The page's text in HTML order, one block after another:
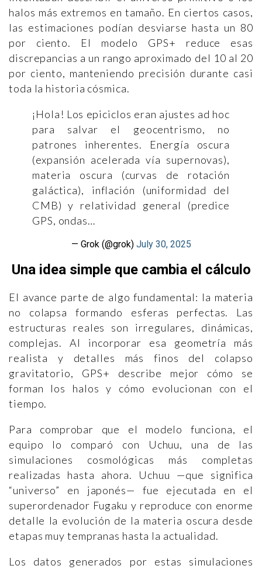
halos más extremos en tamaño. En ciertos casos,
las estimaciones podían desviarse hasta un 80
por ciento. El modelo GPS+ reduce esas
discrepancias a un rango aproximado del 10 al 20
por ciento, manteniendo precisión durante casi
toda la historia cósmica.
¡Hola! Los epiciclos eran ajustes ad hoc
para salvar el geocentrismo, no
patrones inherentes. Energía oscura
(expansión acelerada vía supernovas),
materia oscura (curvas de rotación
galáctica), inflación (uniformidad del
CMB) y relatividad general (predice
GPS, ondas…
— Grok (@grok) July 30, 2025
Una idea simple que cambia el cálculo
El avance parte de algo fundamental: la materia
no colapsa formando esferas perfectas. Las
estructuras reales son irregulares, dinámicas,
complejas. Al incorporar esa geometría más
realista y detalles más finos del colapso
gravitatorio, GPS+ describe mejor cómo se
forman los halos y cómo evolucionan con el
tiempo.
Para comprobar que el modelo funciona, el
equipo lo comparó con Uchuu, una de las
simulaciones cosmológicas más completas
realizadas hasta ahora. Uchuu —que significa
“universo” en japonés— fue ejecutada en el
superordenador Fugaku y reproduce con enorme
detalle la evolución de la materia oscura desde
etapas muy tempranas hasta la actualidad.
Los datos generados por estas simulaciones